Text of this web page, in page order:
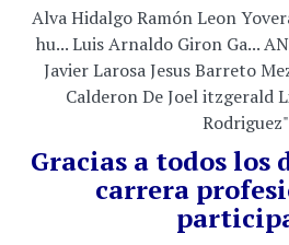
Gracias a todos los
carrera